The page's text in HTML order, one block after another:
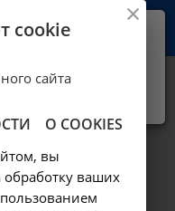
другой
cookie
сайта
О COOKIES
вы
обработку ваших